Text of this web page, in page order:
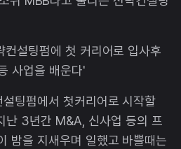
설팅펌에 첫 커리어로 입사후
사업을 배운다'
팅펌에서 첫커리어로 시작할
난 3년간 M&A, 신사업 등의 프
밤을 지새우며 일했고 바쁠때는